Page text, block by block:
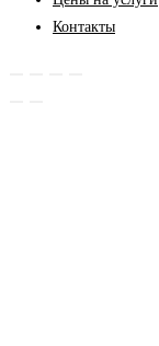
Контакты